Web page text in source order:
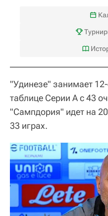
"Удинезе" занимает
таблице Серии А с 43
"Сампдория" идет на
33 играх.